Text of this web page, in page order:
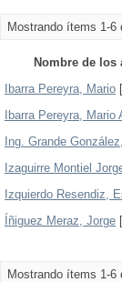
Mostrando ítems 1-6
Nombre de los
Ibarra Pereyra, Mario
Ibarra Pereyra, Mario
Ing. Grande
Izaguirre Montiel
Izquierdo Resendiz,
Íñiguez Meraz, Jorge
Mostrando ítems 1-6